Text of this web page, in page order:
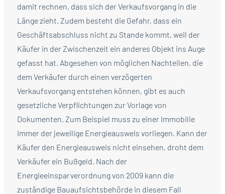
damit rechnen, dass sich der Verkaufsvorgang in die
Länge zieht. Zudem besteht die Gefahr, dass ein
Geschäftsabschluss nicht zu Stande kommt, weil der
Käufer in der Zwischenzeit ein anderes Objekt ins Auge
gefasst hat. Abgesehen von möglichen Nachteilen, die
dem Verkäufer durch einen verzögerten
Verkaufsvorgang entstehen können, gibt es auch
gesetzliche Verpflichtungen zur Vorlage von
Dokumenten. Zum Beispiel muss zu einer Immobilie
immer der jeweilige Energieausweis vorliegen. Kann der
Käufer den Energieausweis nicht einsehen, droht dem
Verkäufer ein Bußgeld. Nach der
Energieeinsparverordnung von 2009 kann die
zuständige Bauaufsichtsbehörde in diesem Fall